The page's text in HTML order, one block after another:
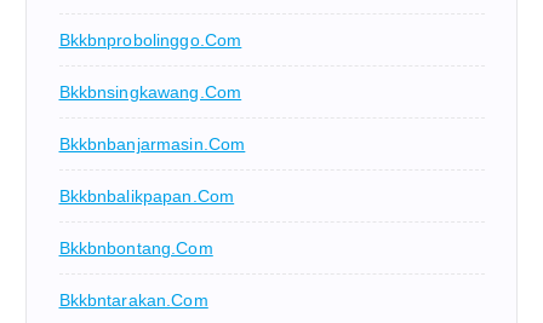
Bkkbnprobolinggo.com
Bkkbnsingkawang.com
Bkkbnbanjarmasin.com
Bkkbnbalikpapan.com
Bkkbnbontang.com
Bkkbntarakan.com